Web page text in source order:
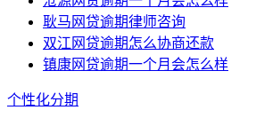
耿马网贷逾期律师咨询
双江网贷逾期怎么协商还款
镇康网贷逾期一个月会怎么样
个性化分期